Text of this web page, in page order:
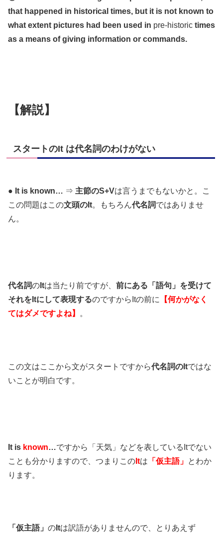
that happened in historical times, but it is not known to
what extent pictures had been used in pre-historic times
as a means of giving information or commands.
【解説】
スタートのIt は代名詞のわけがない
● It is known… ⇒ 主節のS+Vは言うまでもないかと。こ
この問題はこの文頭のIt。もちろん代名詞ではありませ
ん。
代名詞の Itは当たり前ですが、 前にある「語句」を受けて
それをItにして表現するのですからItの前に
【何かがなく
てはダメですよね】
。
この文はここから文がスタートですから代名詞のItではな
いことが明白です。
It is known…ですから「天気」などを表しているItでない
ことも分かりますので、つまりこの Itは 「仮主語」 とわか
ります。
「仮主語」 の Itは訳語がありませんので、とりあえず